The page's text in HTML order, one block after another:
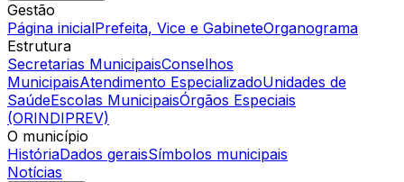
Gestão
Página inicialPrefeita, Vice e GabineteOrganograma
Estrutura
Secretarias MunicipaisConselhos
MunicipaisAtendimento EspecializadoUnidades de
SaúdeEscolas MunicipaisÓrgãos Especiais
(ORINDIPREV)
O município
HistóriaDados geraisSímbolos municipais
Notícias